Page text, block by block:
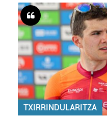
TXIRRINDULARITZA